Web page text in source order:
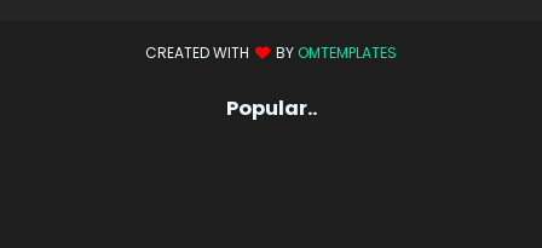
CREATED WITH BY OMTEMPLATES
Popular..